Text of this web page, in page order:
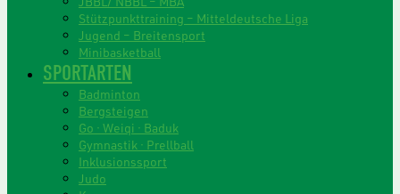
Stützpunkttraining – Mitteldeutsche Liga
Jugend – Breitensport
Minibasketball
SPORTARTEN
Badminton
Bergsteigen
Go · Weiqi · Baduk
Gymnastik · Prellball
Inklusionssport
Judo